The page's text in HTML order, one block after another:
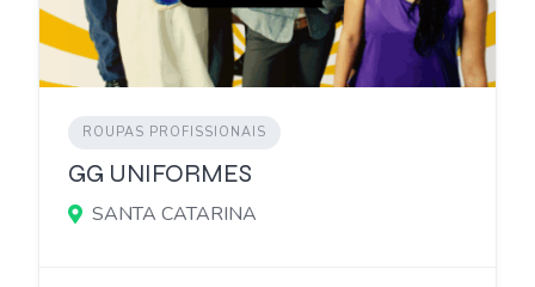
ROUPAS PROFISSIONAIS
GG UNIFORMES
SANTA CATARINA